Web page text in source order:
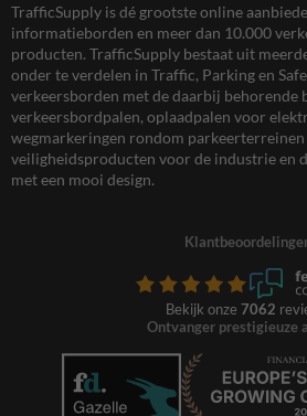
TrafficSupply is dé grootste online
informatieborden en meer dan 10.000
producten. TrafficSupply bestaat uit
onder te verdelen in Traffic, Parking en
verkeersborden met de daarbij behorende
verkeersbordpalen, oplaadpalen voor
wegmarkeringen rondom
veiligheidsproducten voor de industrie en
met een mooi design.
Bekijk onze 7062
Ontvanger prestigieuze